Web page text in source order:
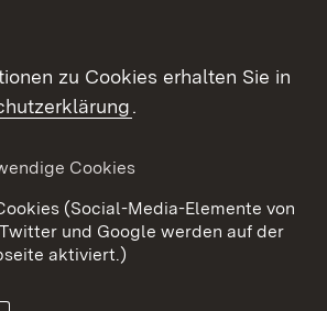
Datenschutz
Cookies
zu Cookies erhalten Sie in
.
Cookies
(Social-Media-Elemente von
und Google werden auf der
aktiviert.)